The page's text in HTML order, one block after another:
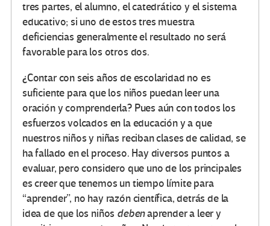
tres partes, el alumno, el catedrático y el sistema
educativo; si uno de estos tres muestra
deficiencias generalmente el resultado no será
favorable para los otros dos.
¿Contar con seis años de escolaridad no es
suficiente para que los niños puedan leer una
oración y comprenderla? Pues aún con todos los
esfuerzos volcados en la educación y a que
nuestros niños y niñas reciban clases de calidad, se
ha fallado en el proceso. Hay diversos puntos a
evaluar, pero considero que uno de los principales
es creer que tenemos un tiempo límite para
“aprender”, no hay razón científica, detrás de la
idea de que los niños debenaprender a leer y